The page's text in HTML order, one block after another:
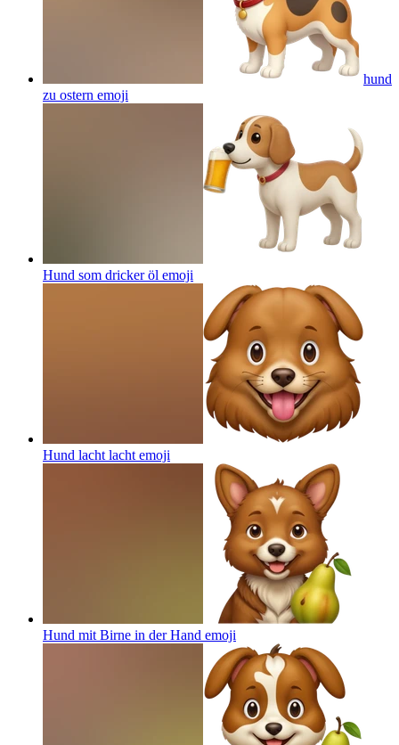
hund
zu ostern emoji
Hund som dricker öl emoji
Hund lacht lacht emoji
Hund mit Birne in der Hand emoji